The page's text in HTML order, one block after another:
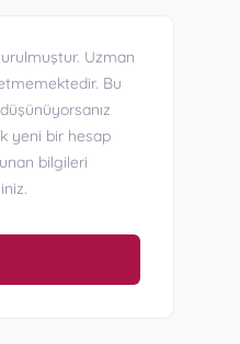
Uzman
Bu
yeni bir hesap
bilgileri